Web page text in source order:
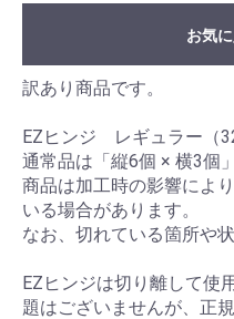
お気
訳あり商品です。
EZヒンジ レギュラー（
通常品は「縦6個 × 横3個
商品は加工時の影響によ
いる場合があります。
なお、切れている箇所や
EZヒンジは切り離して使
題はございませんが、正